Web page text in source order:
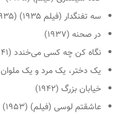
سه تفنگدار (فیلم ۱۹۳۵)
(۱۹۳۵)
در صحنه (۱۹۳۷)
نگاه کن چه کسی می‌خندد (۱۹۴۱)
یک دختر، یک مرد و یک ملوان
خیابان بزرگ (۱۹۴۲)
عاشقتم لوسی (فیلم) (۱۹۵۳)